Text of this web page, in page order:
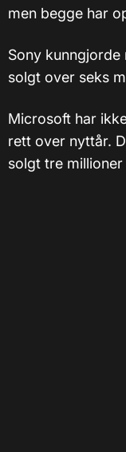
men begge har
Sony kunngjorde
solgt over seks
Microsoft har
rett over nyttår.
solgt tre millioner